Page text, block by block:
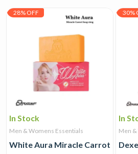
28% OFF
In Stock
Men & Womens Essentials
White Aura Miracle Carrot Soap
30%
In
Men